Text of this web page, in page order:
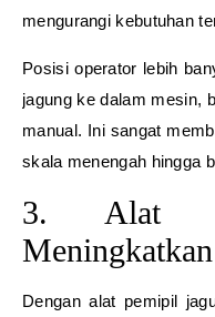
mengurangi kebutuhan
Posisi operator lebih
jagung ke dalam mesin,
manual. Ini sangat
skala menengah hingga
3. Alat
Dengan alat pemipil